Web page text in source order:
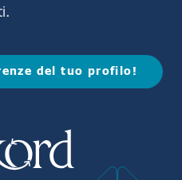
del tuo profilo!